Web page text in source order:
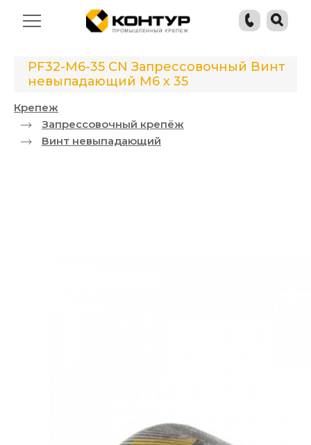
PF32-M6-35 CN Запрессовочный Винт
невыпадающий М6 х 35
Крепеж
Запрессовочный крепёж
Винт невыпадающий